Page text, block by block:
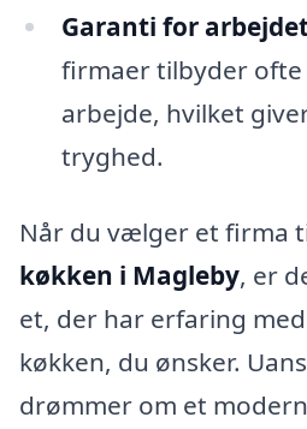
Garanti for
firmaer tilbyder
arbejde, hvilket
tryghed.
Når du vælger et firma
køkken i Magleby, er
et, der har erfaring
køkken, du ønsker.
drømmer om et